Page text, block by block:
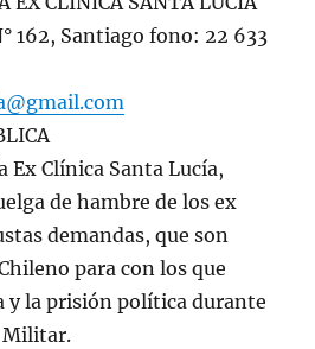
162, Santiago fono: 22 633
Ex Clínica Santa Lucía,
de hambre de los ex
demandas, que son
para con los que
la prisión política durante
Militar.